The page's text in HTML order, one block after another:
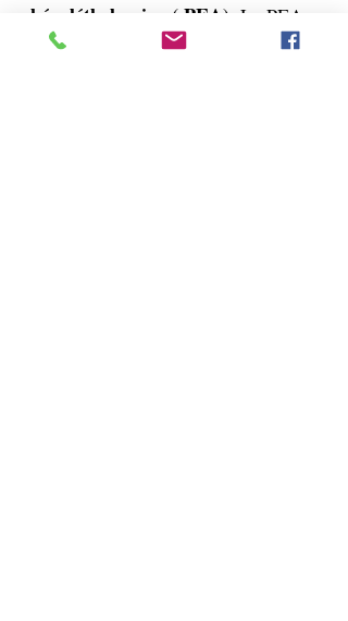
phényléthylamine ( PEA). La PEA
est une amphétamine naturelle